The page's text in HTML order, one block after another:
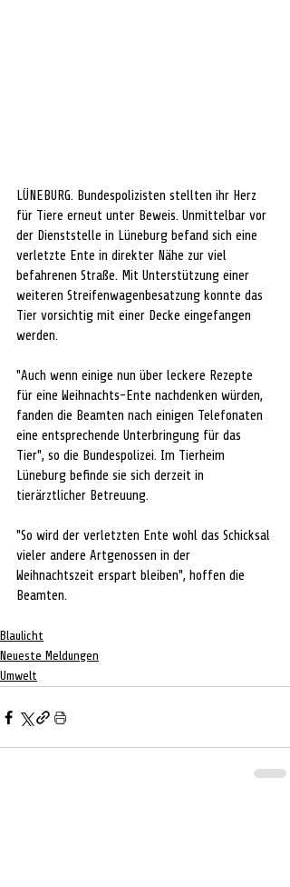
LÜNEBURG. Bundespolizisten stellten ihr Herz
für Tiere erneut unter Beweis. Unmittelbar vor
der Dienststelle in Lüneburg befand sich eine
verletzte Ente in direkter Nähe zur viel
befahrenen Straße. Mit Unterstützung einer
weiteren Streifenwagenbesatzung konnte das
Tier vorsichtig mit einer Decke eingefangen
werden.
"Auch wenn einige nun über leckere Rezepte
für eine Weihnachts-Ente nachdenken würden,
fanden die Beamten nach einigen Telefonaten
eine entsprechende Unterbringung für das
Tier", so die Bundespolizei. Im Tierheim
Lüneburg befinde sie sich derzeit in
tierärztlicher Betreuung.
"So wird der verletzten Ente wohl das Schicksal
vieler andere Artgenossen in der
Weihnachtszeit erspart bleiben", hoffen die
Beamten.
Blaulicht
Neueste Meldungen
Umwelt